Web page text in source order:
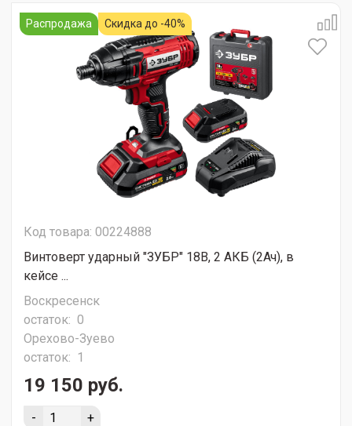
Распродажа Скидка до -40%
Код товара: 00224888
Винтоверт ударный "ЗУБР" 18В, 2 АКБ (2Ач), в
кейсе ...
Воскресенск
остаток: 0
Орехово-Зуево
остаток: 1
19 150 руб.
- +